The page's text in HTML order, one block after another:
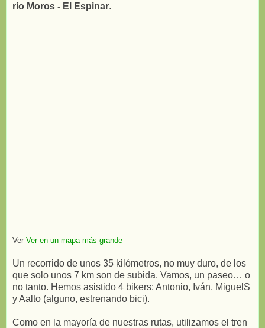
río Moros - El Espinar.
Ver Ver en un mapa más grande
Un recorrido de unos 35 kilómetros, no muy duro, de los
que solo unos 7 km son de subida. Vamos, un paseo… o
no tanto. Hemos asistido 4 bikers: Antonio, Iván, MiguelS
y Aalto (alguno, estrenando bici).
Como en la mayoría de nuestras rutas, utilizamos el tren